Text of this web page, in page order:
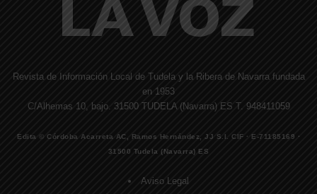
Revista de Información Local de Tudela y la Ribera de Navarra fundada
en 1953
C/Alhemas 10, bajo. 31500 TUDELA (Navarra) ES T. 948411059
Edita © Córdoba Acarreta AC, Ramos Hernández, JJ S.I. CIF · E-71185169 ·
31500 Tudela (Navarra) ES
Aviso Legal